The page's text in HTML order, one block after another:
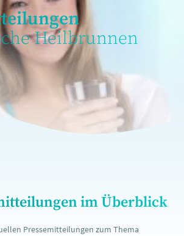
Heilbrunnen
im Überblick
Pressemitteilungen zum Thema